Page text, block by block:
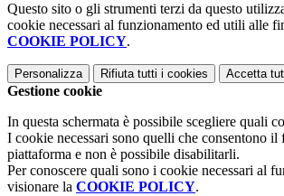
Questo sito o gli strumenti terzi da questo
cookie necessari al funzionamento ed utili alle
COOKIE POLICY.
Personalizza Rifiuta tutti i cookies Accetta
Gestione cookie
In questa schermata è possibile scegliere quali
I cookie necessari sono quelli che consentono il
piattaforma e non è possibile disabilitarli.
Per conoscere quali sono i cookie necessari al
visionare la COOKIE POLICY.